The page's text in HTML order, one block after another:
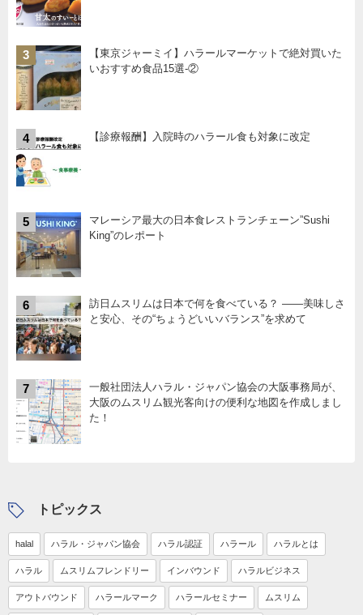
3
【東京ジャーミイ】ハラールマーケットで絶対買いた
いおすすめ食品15選-②
4 【診療報酬】入院時のハラール食も対象に改定
5
マレーシア最大の日本食レストランチェーン”Sushi
King”のレポート
6
訪日ムスリムは日本で何を食べている？ ――美味しさ
と安心、その“ちょうどいいバランス”を求めて
7
一般社団法人ハラル・ジャパン協会の大阪事務局が、
大阪のムスリム観光客向けの便利な地図を作成しまし
た！
トピックス
halal ハラル・ジャパン協会 ハラル認証 ハラール ハラルとは
ハラル ムスリムフレンドリー インバウンド ハラルビジネス
アウトバウンド ハラールマーク ハラールセミナー ムスリム